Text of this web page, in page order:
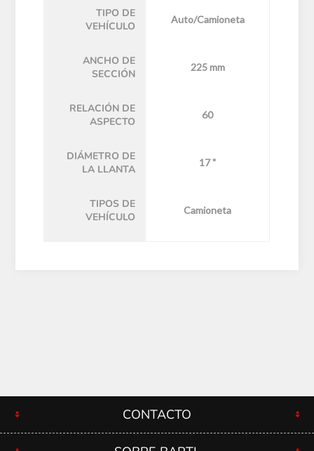
TIPO DE
VEHÍCULO
Auto/Camioneta
ANCHO DE
SECCIÓN
225 mm
RELACIÓN DE
ASPECTO
60
DIÁMETRO DE
LA LLANTA
17 "
TIPOS DE
VEHÍCULO
Camioneta
CONTACTO